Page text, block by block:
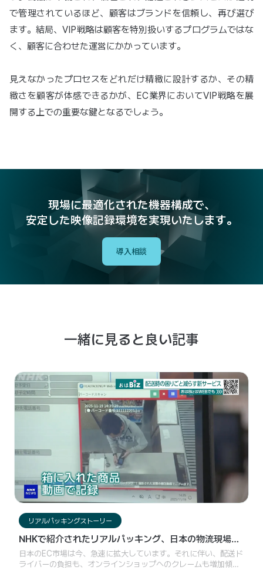
で管理されているほど、顧客はブランドを信頼し、再び選び
ます。結局、VIP戦略は顧客を特別扱いするプログラムではな
く、顧客に合わせた運営にかかっています。
見えなかったプロセスをどれだけ精緻に設計するか、その精
緻さを顧客が体感できるかが、EC業界においてVIP戦略を展
開する上での重要な鍵となるでしょう。
現場に最適化された機器構成で、
安定した映像記録環境を実現いたします。
導入相談
一緒に見ると良い記事
リアルパッキングストーリー
NHKで紹介されたリアルパッキング、日本の物流現場が
注目する「映像記録」の価値
日本のEC市場は今、急速に拡大しています。それに伴い、配送ド
ライバーの負担も、オンラインショップへのクレームも増加傾向